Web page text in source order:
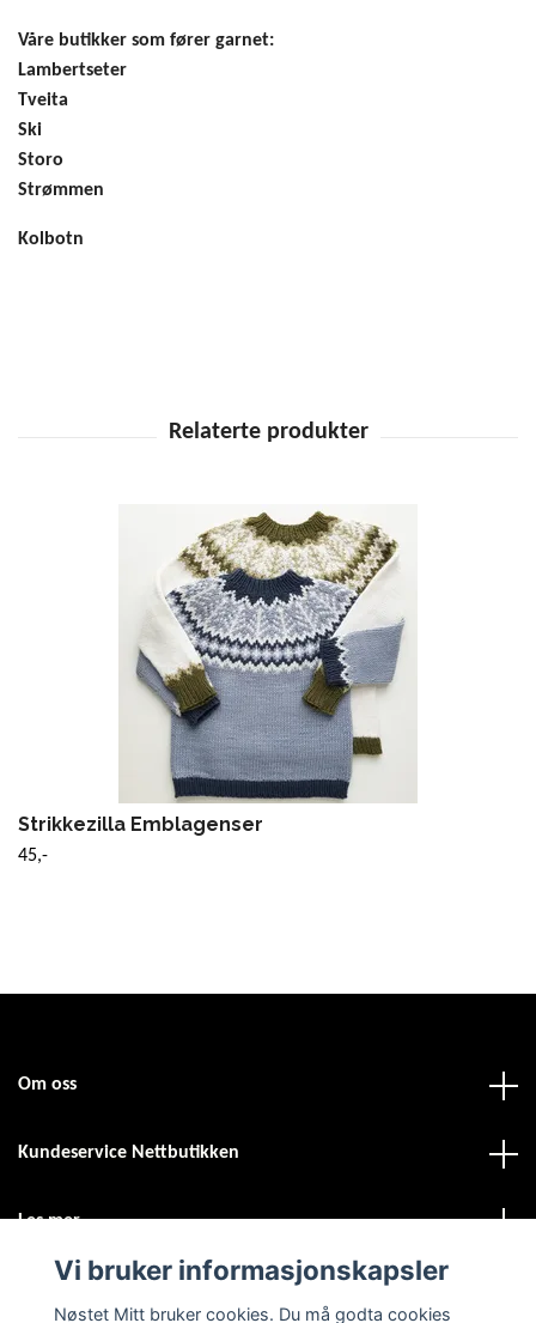
Våre butikker som fører garnet:
Lambertseter
Tveita
Ski
Storo
Strømmen
Kolbotn
Strikkezilla Emblagenser
45,-
Om oss
Kundeservice Nettbutikken
Les mer
Vi bruker informasjonskapsler
Nøstet Mitt bruker cookies. Du må godta cookies